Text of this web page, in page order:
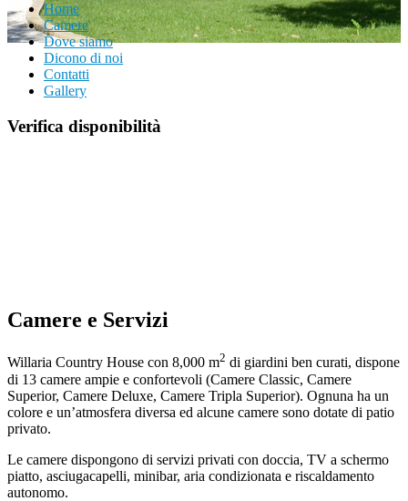
Home
Camere
Dove siamo
Dicono di noi
Contatti
Gallery
Verifica disponibilità
Camere e Servizi
Willaria Country House con 8,000 m2 di giardini ben curati, dispone
di 13 camere ampie e confortevoli (Camere Classic, Camere
Superior, Camere Deluxe, Camere Tripla Superior). Ognuna ha un
colore e un’atmosfera diversa ed alcune camere sono dotate di patio
privato.
Le camere dispongono di servizi privati con doccia, TV a schermo
piatto, asciugacapelli, minibar, aria condizionata e riscaldamento
autonomo.